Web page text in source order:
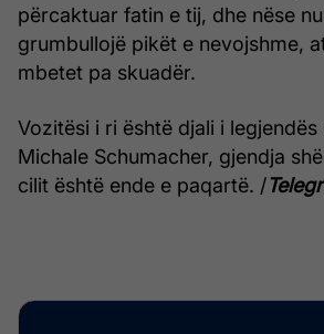
përcaktuar fatin e tij, dhe nëse
grumbullojë pikët e nevojshme,
mbetet pa skuadër.
Vozitësi i ri është djali i legjendës
Michale Schumacher, gjendja
cilit është ende e paqartë. /